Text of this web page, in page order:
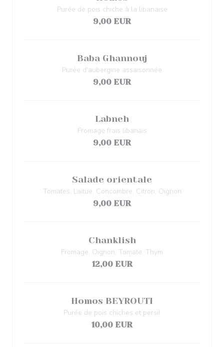
Purée de pois chiche à la libanaise
9,00 EUR
Baba Ghannouj
Purée d'aubergine assaisonnée
9,00 EUR
Labneh
Fromage frais libanais
9,00 EUR
Salade orientale
Tomates, Laitue, Concombre, Citron, Oignon
9,00 EUR
Chanklish
Fromage, Oignon, Tomate, Thym
12,00 EUR
Homos BEYROUTI
Purée de pois chiches et persil
10,00 EUR